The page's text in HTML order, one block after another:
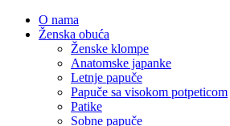
O nama
Ženska obuća
Ženske klompe
Anatomske japanke
Letnje papuče
Papuče sa visokom potpeticom
Patike
Sobne papuče